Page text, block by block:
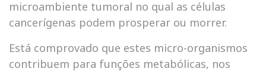
microambiente tumoral no qual as células
cancerígenas podem prosperar ou morrer.
Está comprovado que estes micro-organismos
contribuem para funções metabólicas, nos